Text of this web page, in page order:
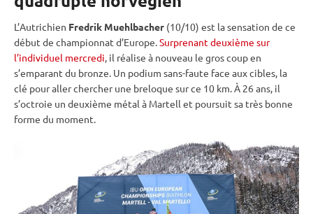
L’Autrichien Fredrik Muehlbacher (10/10) est la sensation de ce
début de championnat d’Europe.Surprenant deuxième sur
l’individuel mercredi, il réalise à nouveau le gros coup en
s’emparant du bronze. Un podium sans-faute face aux cibles, la
clé pour aller chercher une breloque sur ce 10 km. À 26 ans, il
s’octroie un deuxième métal à Martell et poursuit sa très bonne
forme du moment.